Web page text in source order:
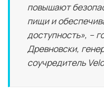
повышают
пищи и
доступность», –
Древновски,
соучредитель